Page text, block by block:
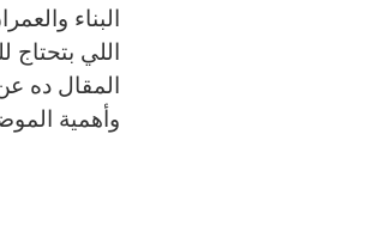
البناء
اللي
المقال ده
وأهمية